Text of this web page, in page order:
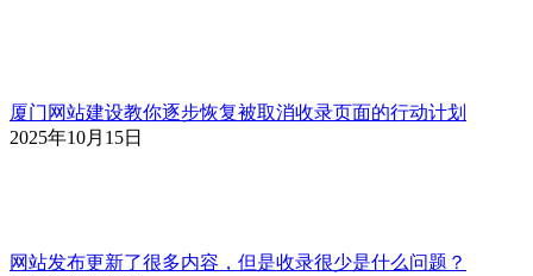
厦门网站建设教你逐步恢复被取消收录页面的行动计划
2025年10月15日
网站发布更新了很多内容，但是收录很少是什么问题？